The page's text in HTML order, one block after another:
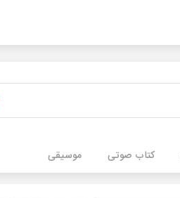
کتاب صوتی موسیقی